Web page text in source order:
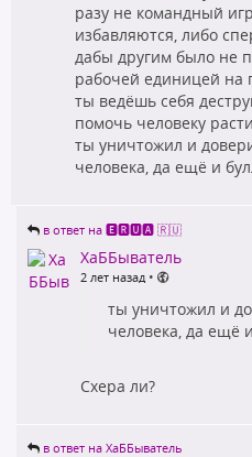
разу не командный
избавляются, либо
дабы другим было не
рабочей единицей на
ты ведёшь себя
помочь человеку
ты уничтожил и
человека, да ещё и
в ответ на 🅴🆁🆄🅰 🇷🇺
ХаББыватель
2 лет назад •
ты уничтожил и
человека, да ещё
Схера ли?
в ответ на ХаББыватель